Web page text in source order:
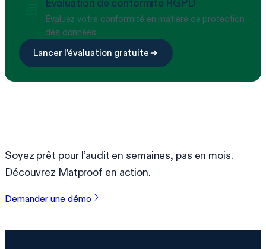
Évaluation de conformité RGPD
Évaluez votre conformité en matière de protection
des données
Lancer l'évaluation gratuite
Soyez prêt pour l’audit en semaines, pas en mois.
Découvrez Matproof en action.
Demander une démo